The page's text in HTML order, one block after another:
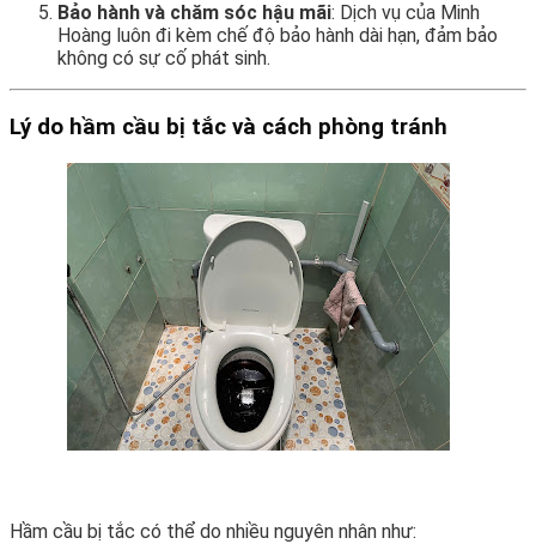
Bảo hành và chăm sóc hậu mãi: Dịch vụ của Minh
Hoàng luôn đi kèm chế độ bảo hành dài hạn, đảm bảo
không có sự cố phát sinh.
Lý do hầm cầu bị tắc và cách phòng tránh
Hầm cầu bị tắc có thể do nhiều nguyên nhân như: